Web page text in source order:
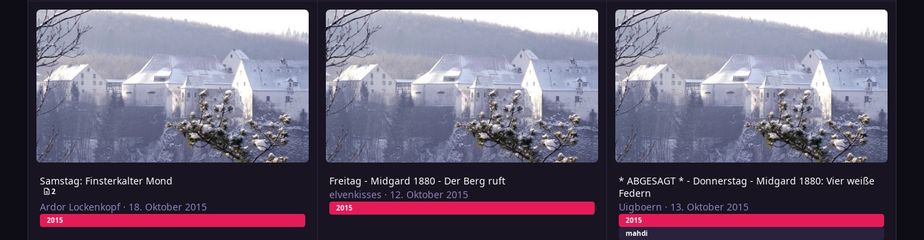
Samstag: Finsterkalter Mond
Samstag: Finsterkalter Mond
2
Ardor Lockenkopf· 18. Oktober 2015
2015
Freitag - Midgard 1880 - Der Berg ruft
Freitag - Midgard 1880 - Der Berg ruft
elvenkisses · 12. Oktober 2015
2015
* ABGESAGT * - Donnerstag - Midgard 1880: Vier weiße Federn
* ABGESAGT * - Donnerstag - Midgard 1880: Vier weiße
Federn
Uigboern · 13. Oktober 2015
2015
mahdi